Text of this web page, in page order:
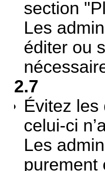
section
Les
éditer ou
2.7
Évitez les
celui-ci
Les
purement